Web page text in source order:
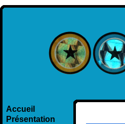
Accueil
Présentation